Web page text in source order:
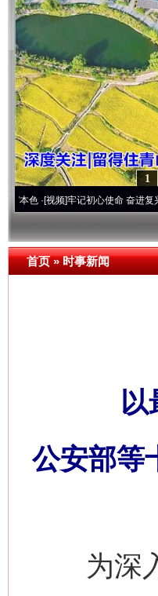
1
频]牢记初心使命 奋进复兴征程丨
首页»时事新闻
以
公安部等
为深入